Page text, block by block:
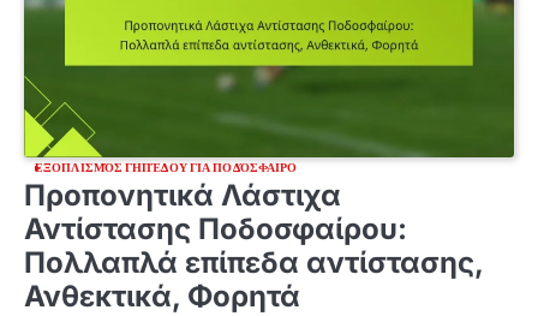
ΕΞΟΠΛΙΣΜΌΣ ΓΗΠΈΔΟΥ ΓΙΑ ΠΟΔΌΣΦΑΙΡΟ
Προπονητικά Λάστιχα
Αντίστασης Ποδοσφαίρου:
Πολλαπλά επίπεδα αντίστασης,
Ανθεκτικά, Φορητά